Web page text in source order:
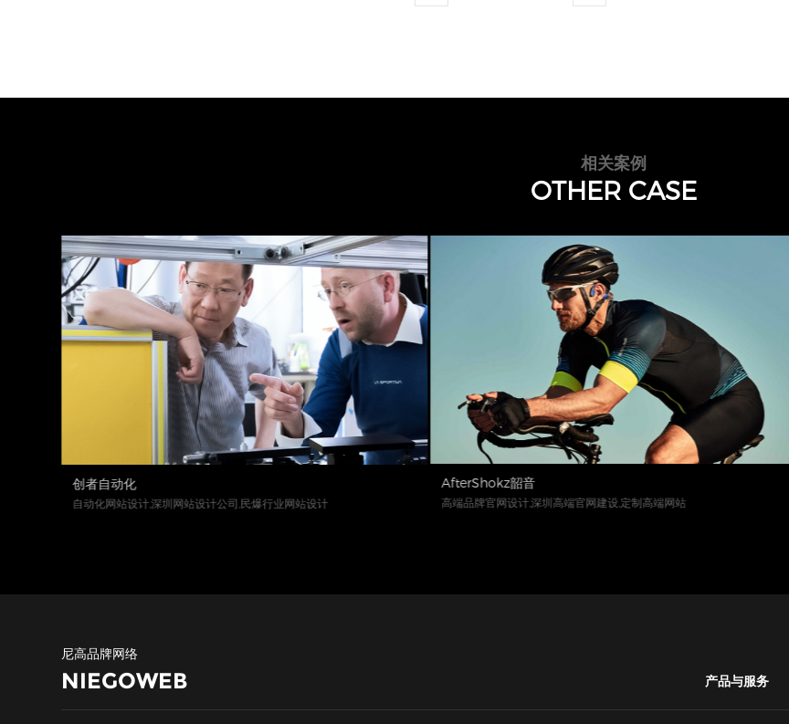
相关案例
OTHER CASE
创者自动化
自动化网站设计,深圳网站设计公司,民爆行业网站设计
AfterShokz韶音
高端品牌官网设计,深圳高端官网建设,定制高端网站
尼高品牌网络
NIEGOWEB 产品与服务